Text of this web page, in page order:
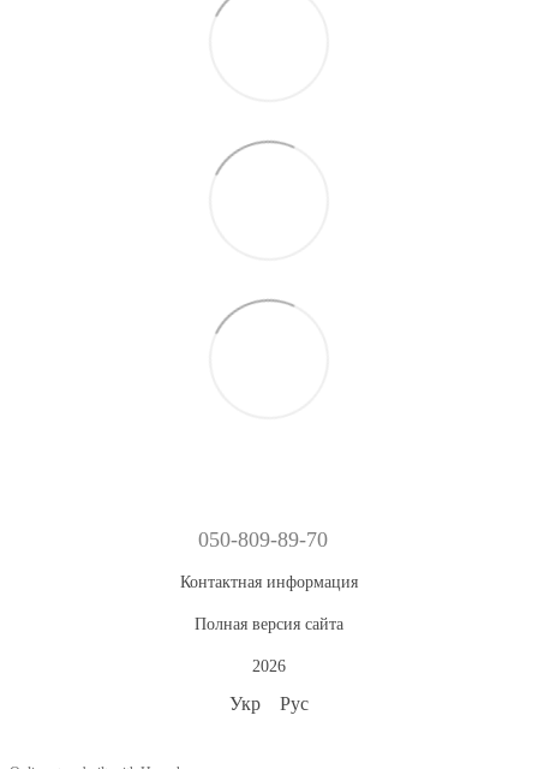
050-809-89-70
Контактная информация
Полная версия сайта
2026
Укр Рус